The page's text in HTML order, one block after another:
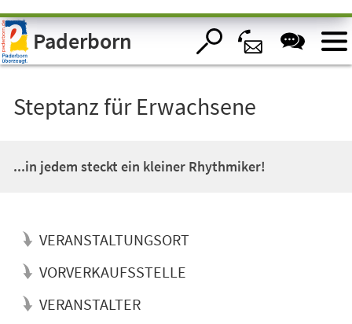
Visuelle
Assistenzsoftware
öffnen.Paderborn
Steptanz für Erwachsene
...in jedem steckt ein kleiner Rhythmiker!
VERANSTALTUNGSORT
VORVERKAUFSSTELLE
VERANSTALTER